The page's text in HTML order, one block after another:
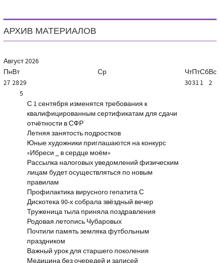
АРХИВ МАТЕРИАЛОВ
Август2026
ПнВт Ср ЧтПтСбВс
27 2829 30311 2
5
С 1 сентября изменятся требования к
квалифицированным сертификатам для сдачи
отчётности в СФР
Летняя занятость подростков
Юные художники приглашаются на конкурс
«Ибреси _ в сердце моём»
Рассылка налоговых уведомлений физическим
лицам будет осуществляться по новым
правилам
Профилактика вирусного гепатита С
Дискотека 90-х собрала звёздный вечер
Труженица тыла приняла поздравления
Родовая летопись Чубаровых
Почтили память земляка футбольным
праздником
Важный урок для старшего поколения
Медицина без очередей и записей